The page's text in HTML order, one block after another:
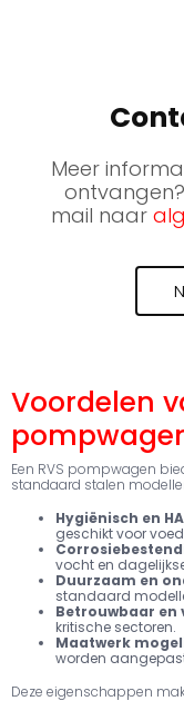
Meer
mail naar
Voordelen
Een RVS pompwagen
standaard stalen
Hygiënisch en
geschikt voor
vocht en
Duurzaam en
standaard
Betrouwbaar en
kritische sectoren.
Maatwerk
worden
Deze eigenschappen